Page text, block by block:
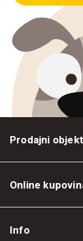
Prodajni
Online
Info